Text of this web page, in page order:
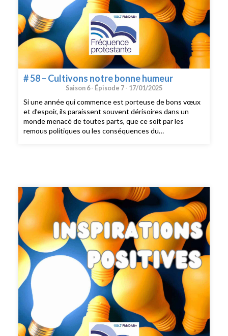
# 58 – Cultivons notre bonne humeur
Saison 6 - Épisode 7 - 17/01/2025
Si une année qui commence est porteuse de bons vœux
et d’espoir, ils paraissent souvent dérisoires dans un
monde menacé de toutes parts, que ce soit par les
remous politiques ou les conséquences du
être le jour le plus déprimant de l’année.Cultiver notre
bonne humeur, c’est le défi que nous nous sommes lancé
pour cette première émission de 2025.Au sommaire:- 10
pistes pour développer notre bonne humeur cette
année- interview: Pr Michel Lejoyeux, psychiatre, pour
son livre «L’aventure de la bonne humeur»- L’expo du
moisL’aventure de la bonne humeur, le livre qui apprend à
être heureux, Pr Michel Lejoyeux, Ed. Robert Laffont,
2024